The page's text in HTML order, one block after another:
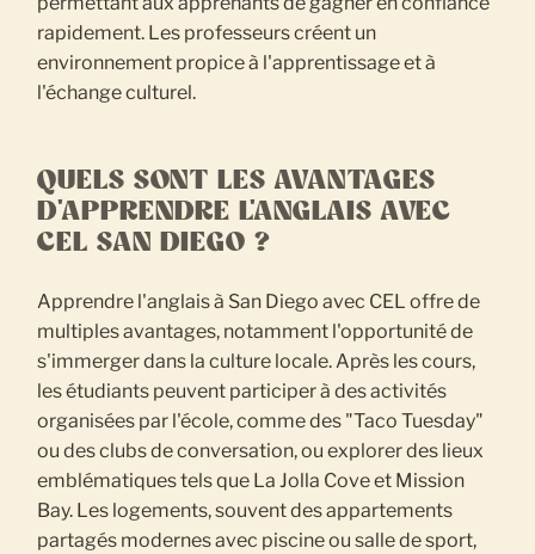
rapidement. Les professeurs créent un
environnement propice à l'apprentissage et à
l'échange culturel.
QUELS SONT LES AVANTAGES
D'APPRENDRE L'ANGLAIS AVEC
CEL SAN DIEGO ?
Apprendre l'anglais à San Diego avec CEL offre de
multiples avantages, notamment l'opportunité de
s'immerger dans la culture locale. Après les cours,
les étudiants peuvent participer à des activités
organisées par l'école, comme des "Taco Tuesday"
ou des clubs de conversation, ou explorer des lieux
emblématiques tels que La Jolla Cove et Mission
Bay. Les logements, souvent des appartements
partagés modernes avec piscine ou salle de sport,